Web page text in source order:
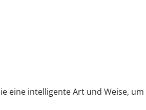
eine intelligente Art und Weise,